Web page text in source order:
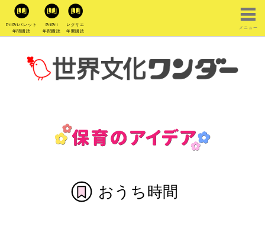
PriPriパレット
年間購読
PriPri
年間購読
レクリエ
年間購読
メニュー
おうち時間